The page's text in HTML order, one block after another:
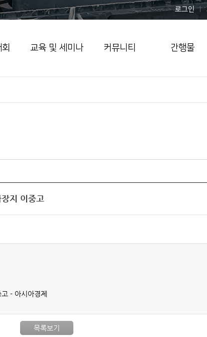
로그인
교육 및 세미나 커뮤니티 간행물
지 이중고
- 아시아경제
목록보기